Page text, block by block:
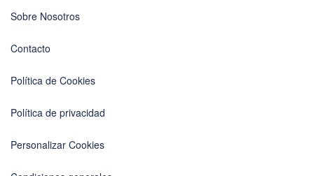
Sobre Nosotros
Contacto
Política de Cookies
Política de privacidad
Personalizar Cookies